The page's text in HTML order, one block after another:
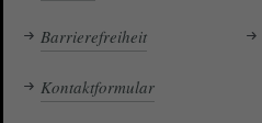
Barrierefreiheit
Kontaktformular